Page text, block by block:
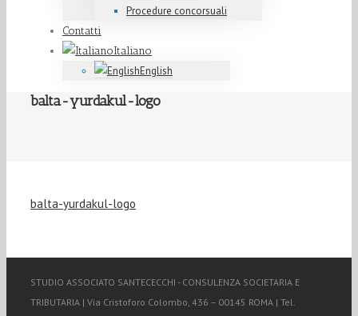
Procedure concorsuali
Contatti
Italiano
English
balta-yurdakul-logo
balta-yurdakul-logo
STUDIO ASSOCIATO SANTECECCHI - CONSULENZA SOCIETARIA E
TRIBUTARIA | Via Cristoforo Colombo, 436 – 00145 ROMA | Tel.